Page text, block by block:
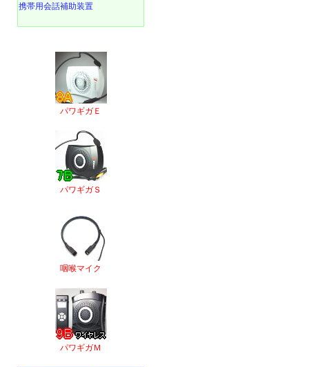
携帯用会話補助装置
パワギガＥ
パワギガＳ
咽喉マイク
パワギガＭ